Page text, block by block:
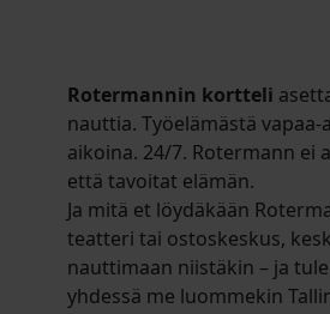
Rotermannin kortteli
nauttia. Työelämästä
aikoina. 24/7. Rotermann ei
että tavoitat elämän.
Ja mitä et löydäkään
teatteri tai ostoskeskus,
nauttimaan niistäkin – ja
yhdessä me luommekin